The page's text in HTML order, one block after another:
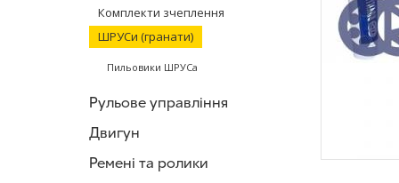
Комплекти зчеплення
ШРУСи (гранати)
Пильовики ШРУСа
Рульове управління
Двигун
Ремені та ролики